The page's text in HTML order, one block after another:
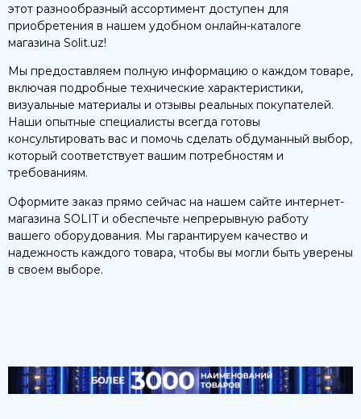
этот разнообразный ассортимент доступен для
приобретения в нашем удобном онлайн-каталоге
магазина Solit.uz!
Мы предоставляем полную информацию о каждом товаре,
включая подробные технические характеристики,
визуальные материалы и отзывы реальных покупателей.
Наши опытные специалисты всегда готовы
консультировать вас и помочь сделать обдуманный выбор,
который соответствует вашим потребностям и
требованиям.
Оформите заказ прямо сейчас на нашем сайте интернет-
магазина SOLIT и обеспечьте непрерывную работу
вашего оборудования. Мы гарантируем качество и
надежность каждого товара, чтобы вы могли быть уверены
в своем выборе.